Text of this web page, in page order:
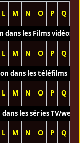
L M N O P Q
les Films vidéos
L M N O P Q
dans les téléfilms
L M N O P Q
les séries TV/web
L M N O P Q